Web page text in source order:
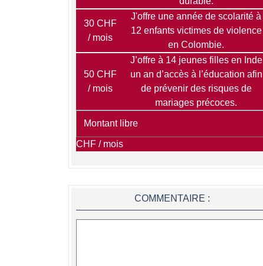
30 CHF
/ mois
J'offre une année de scolarité à
12 enfants victimes de violence
en Colombie.
50 CHF
/ mois
J’offre à 14 jeunes filles en Inde
un an d’accès à l’éducation afin
de prévenir des risques de
mariages précoces.
CHF / mois
COMMENTAIRE :